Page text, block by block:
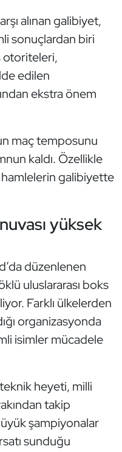
alınan galibiyet,
sonuçlardan biri
otoriteleri,
edilen
ekstra önem
maç temposunu
kaldı. Özellikle
galibiyette
yüksek
düzenlenen
uluslararası boks
Farklı ülkelerden
organizasyonda
isimler mücadele
heyeti, milli
takip
şampiyonalar
sunduğu